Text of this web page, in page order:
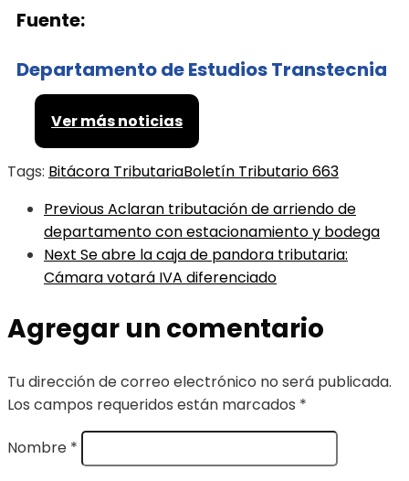
Fuente:
Departamento de Estudios Transtecnia
Ver más noticias
Tags: Bitácora TributariaBoletín Tributario 663
PreviousAclaran tributación de arriendo de
departamento con estacionamiento y bodega
Next Se abre la caja de pandora tributaria:
Cámara votará IVA diferenciado
Agregar un comentario
Tu dirección de correo electrónico no será publicada.
Los campos requeridos están marcados *
Nombre *